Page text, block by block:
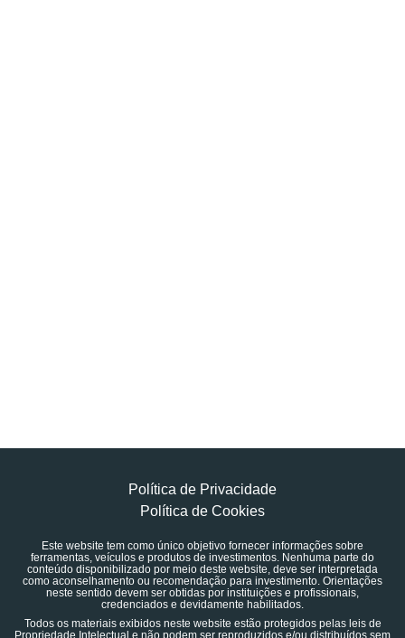
Política de Privacidade
Política de Cookies
Este website tem como único objetivo fornecer informações sobre
ferramentas, veículos e produtos de investimentos. Nenhuma parte do
conteúdo disponibilizado por meio deste website, deve ser interpretada
como aconselhamento ou recomendação para investimento. Orientações
neste sentido devem ser obtidas por instituições e profissionais,
credenciados e devidamente habilitados.
Todos os materiais exibidos neste website estão protegidos pelas leis de
Propriedade Intelectual e não podem ser reproduzidos e/ou distribuídos sem